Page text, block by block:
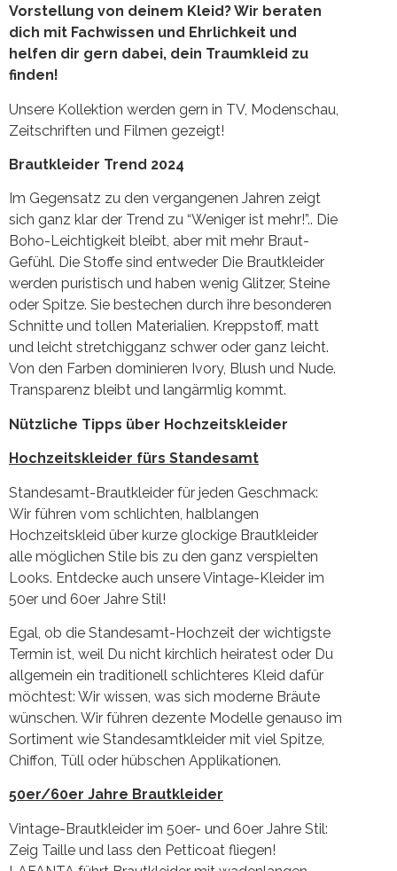
Vorstellung von deinem Kleid? Wir beraten
dich mit Fachwissen und Ehrlichkeit und
helfen dir gern dabei, dein Traumkleid zu
finden!
Unsere Kollektion werden gern in TV, Modenschau,
Zeitschriften und Filmen gezeigt!
Brautkleider Trend 2024
Im Gegensatz zu den vergangenen Jahren zeigt
sich ganz klar der Trend zu “Weniger ist mehr!”.. Die
Boho-Leichtigkeit bleibt, aber mit mehr Braut-
Gefühl. Die Stoffe sind entweder Die Brautkleider
werden puristisch und haben wenig Glitzer, Steine
oder Spitze. Sie bestechen durch ihre besonderen
Schnitte und tollen Materialien. Kreppstoff, matt
und leicht stretchigganz schwer oder ganz leicht.
Von den Farben dominieren Ivory, Blush und Nude.
Transparenz bleibt und langärmlig kommt.
Nützliche Tipps über Hochzeitskleider
Hochzeitskleider fürs Standesamt
Standesamt-Brautkleider für jeden Geschmack:
Wir führen vom schlichten, halblangen
Hochzeitskleid über kurze glockige Brautkleider
alle möglichen Stile bis zu den ganz verspielten
Looks. Entdecke auch unsere Vintage-Kleider im
50er und 60er Jahre Stil!
Egal, ob die Standesamt-Hochzeit der wichtigste
Termin ist, weil Du nicht kirchlich heiratest oder Du
allgemein ein traditionell schlichteres Kleid dafür
möchtest: Wir wissen, was sich moderne Bräute
wünschen. Wir führen dezente Modelle genauso im
Sortiment wie Standesamtkleider mit viel Spitze,
Chiffon, Tüll oder hübschen Applikationen.
50er/60er Jahre Brautkleider
Vintage-Brautkleider im 50er- und 60er Jahre Stil:
Zeig Taille und lass den Petticoat fliegen!